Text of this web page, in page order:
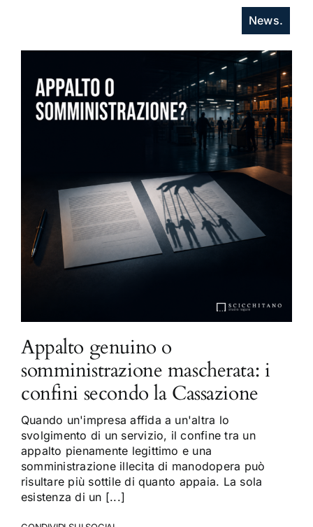
News.
Appalto genuino o
somministrazione mascherata: i
confini secondo la Cassazione
Quando un'impresa affida a un'altra lo
svolgimento di un servizio, il confine tra un
appalto pienamente legittimo e una
somministrazione illecita di manodopera può
risultare più sottile di quanto appaia. La sola
esistenza di un [...]